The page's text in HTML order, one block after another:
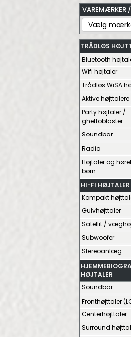
VAREMÆRKER
TRÅDLØS
Bluetooth
Wifi højtaler
Trådløs WiSA
Aktive højttalere
Party højtaler /
ghettoblaster
Soundbar
Radio
Højtaler og
børn
HI-FI HØJTALER
Kompakt
Gulvhøjttaler
Satellit /
Subwoofer
Stereoanlæg
HØJTALER
Soundbar
Fronthøjttaler
Centerhøjttaler
Surround